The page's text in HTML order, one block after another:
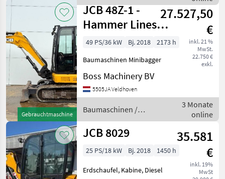
JCB
Gebrauchtmaschine
JCB 48Z-1 -
Hammer Lines /
Quick Coupler
27.527,50
€
inkl. 21 %
MwSt.
22.750 €
exkl.
49 PS/36 kW Bj. 2018
2173 h
Baumaschinen Minibagger
Boss Machinery BV
5505JA Veldhoven
Baumaschinen /
JCB
3 Monate
online
JCB 8029
35.581
€
inkl. 19%
MwSt
25 PS/18 kW Bj. 2018 1450 h
Erdschaufel, Kabine, Diesel